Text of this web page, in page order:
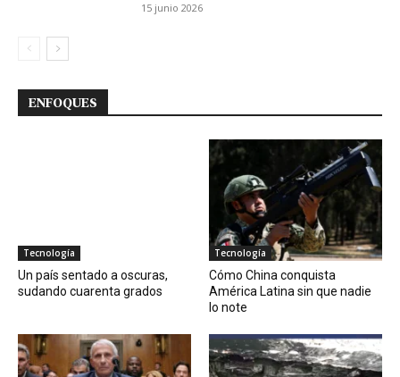
15 junio 2026
ENFOQUES
Tecnología
Un país sentado a oscuras,
sudando cuarenta grados
Tecnología
Cómo China conquista
América Latina sin que nadie
lo note